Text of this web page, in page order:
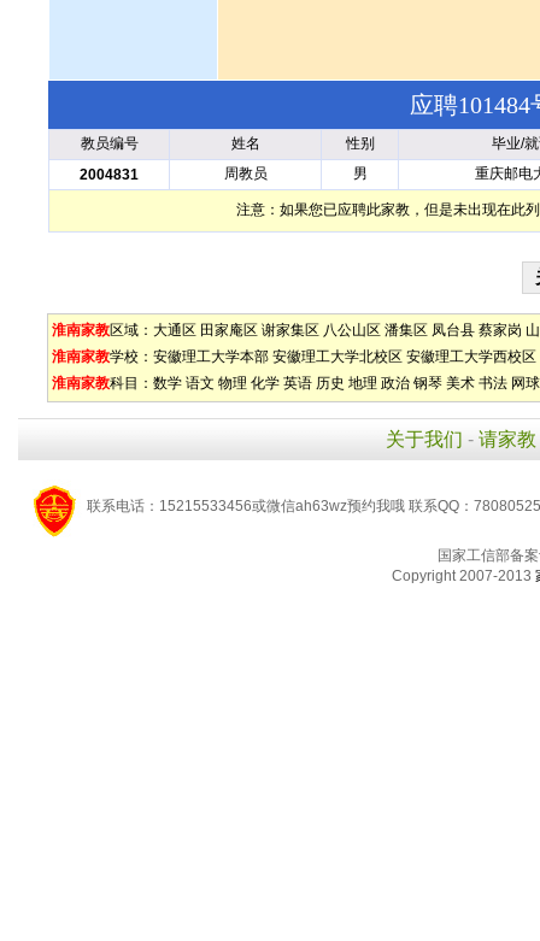
应聘
教员编号 姓名 性别
毕业/
2004831
周教员 男 重庆邮电
注意：如果您已应聘此家教，但是未出现在此
淮南家教区域： 大通区 田家庵区 谢家集区 八公山区 潘集区 凤台县 蔡家岗
淮南家教学校： 安徽理工大学本部 安徽理工大学北校区 安徽理工大学西校区
淮南家教科目： 数学 语文 物理 化学 英语 历史 地理 政治 钢琴 美术 书法 网球
关于我们 - 请家教
联系电话：15215533456或微信ah63wz预约我哦 联系QQ：
国家工信部备
Copyright 2007-2013